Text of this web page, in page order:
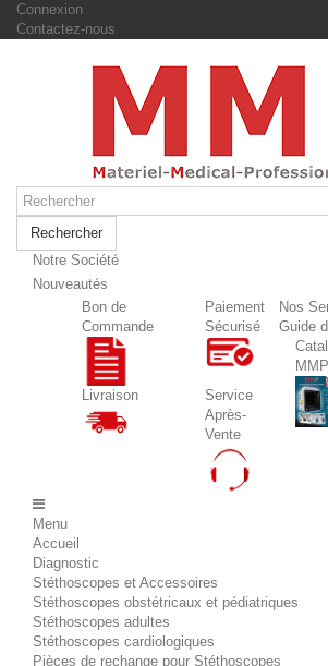
Connexion
Contactez-nous
Rechercher
Notre Société
Nouveautés
Nos
Bon de
Commande
Paiement
Sécurisé
Livraison
Service
Après-
Vente
Guide
MMP
Menu
Accueil
Diagnostic
Stéthoscopes et Accessoires
Stéthoscopes obstétricaux et pédiatriques
Stéthoscopes adultes
Stéthoscopes cardiologiques
Pièces de rechange pour Stéthoscopes